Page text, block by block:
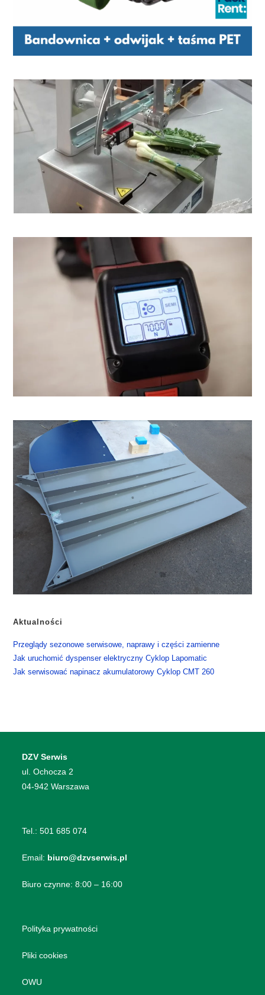
Aktualności
​Przeglądy sezonowe serwisowe, naprawy i części zamienne
​Jak uruchomić dyspenser elektryczny Cyklop Lapomatic
​Jak serwisować napinacz akumulatorowy Cyklop CMT 260
DZV Serwis
​ul. Ochocza 2
04-942 Warszawa
Tel.:501 685 074
Email: biuro@dzvserwis.pl
Biuro czynne: 8:00 – 16:00
Polityka prywatności
Pliki cookies
OWU